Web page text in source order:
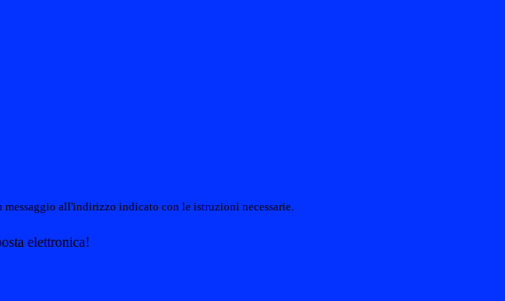
messaggio all'indirizzo indicato con le istruzioni necessarie.
elettronica!